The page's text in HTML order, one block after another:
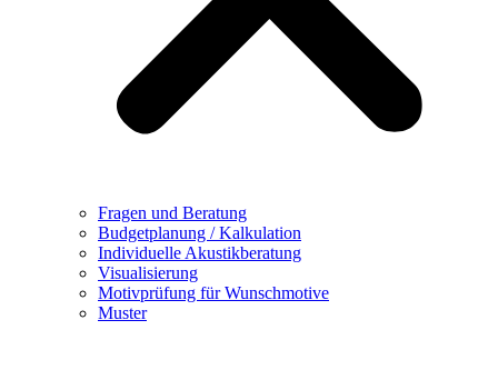
Fragen und Beratung
Budgetplanung / Kalkulation
Individuelle Akustikberatung
Visualisierung
Motivprüfung für Wunschmotive
Muster